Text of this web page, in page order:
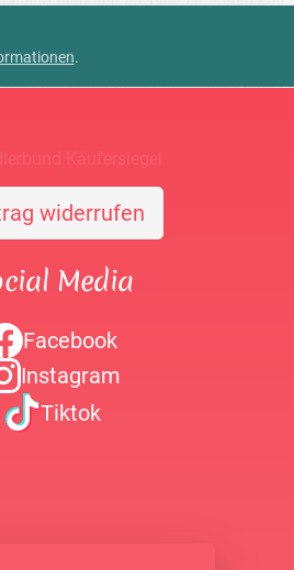
.
widerrufen
Media
Facebook
Instagram
Tiktok